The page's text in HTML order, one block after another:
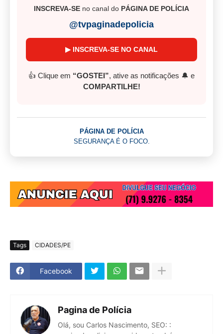
INSCREVA-SE no canal do PÁGINA DE POLÍCIA
@tvpaginadepolicia
▶ INSCREVA-SE NO CANAL
👍 Clique em “GOSTEI”, ative as notificações 🔔 e
COMPARTILHE!
PÁGINA DE POLÍCIA
SEGURANÇA É O FOCO.
Tags CIDADES/PE
Facebook
Pagina de Polícia
Olá, sou Carlos Nascimento, SEO: :